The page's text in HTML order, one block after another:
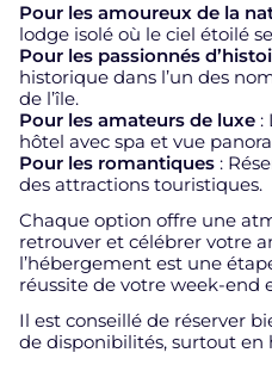
Pour les amoureux de la
lodge isolé où le ciel étoilé
Pour les passionnés
historique dans l’un des
de l’île.
Pour les amateurs de luxe :
hôtel avec spa et vue
Pour les romantiques :
des attractions touristiques.
Chaque option offre une
retrouver et célébrer votre
l’hébergement est une
réussite de votre week-end
Il est conseillé de réserver
de disponibilités, surtout en